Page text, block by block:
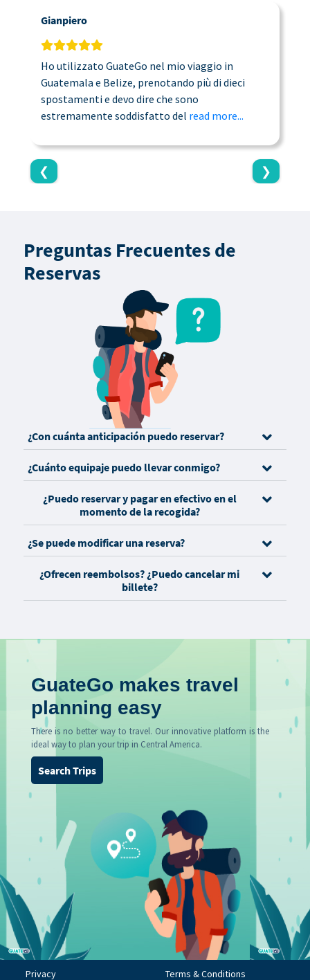
❮
Gianpiero
Ho utilizzato GuateGo nel mio viaggio in
Guatemala e Belize, prenotando più di dieci
spostamenti e devo dire che sono
estremamente soddisfatto del read more...
❯
Preguntas Frecuentes de
Reservas
¿Con cuánta anticipación puedo reservar?
¿Cuánto equipaje puedo llevar conmigo?
¿Puedo reservar y pagar en efectivo en el
momento de la recogida?
¿Se puede modificar una reserva?
¿Ofrecen reembolsos? ¿Puedo cancelar mi
billete?
GuateGo makes travel
planning easy
There is no better way to travel. Our innovative platform is the
ideal way to plan your trip in Central America.
Search Trips
Privacy Terms & Conditions